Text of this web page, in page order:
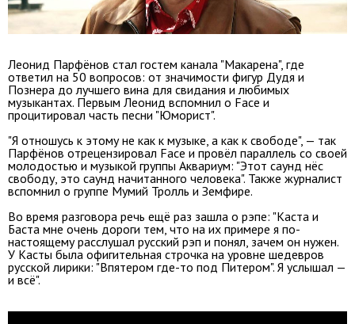
Леонид Парфёнов стал гостем канала "Макарена", где
ответил на 50 вопросов: от значимости фигур Дудя и
Познера до лучшего вина для свидания и любимых
музыкантах. Первым Леонид вспомнил о Face и
процитировал часть песни "Юморист".
"Я отношусь к этому не как к музыке, а как к свободе", — так
Парфёнов отрецензировал Face и провёл параллель со своей
молодостью и музыкой группы Аквариум: "Этот саунд нёс
свободу, это саунд начитанного человека". Также журналист
вспомнил о группе Мумий Тролль и Земфире.
Во время разговора речь ещё раз зашла о рэпе: "Каста и
Баста мне очень дороги тем, что на их примере я по-
настоящему расслушал русский рэп и понял, зачем он нужен.
У Касты была офигительная строчка на уровне шедевров
русской лирики: "Впятером где-то под Питером". Я услышал —
и всё".